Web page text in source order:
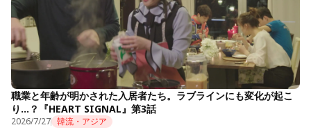
職業と年齢が明かされた入居者たち。ラブラインにも変化が起こ
り…？『HEART SIGNAL』第3話
2026/7/27 韓流・アジア